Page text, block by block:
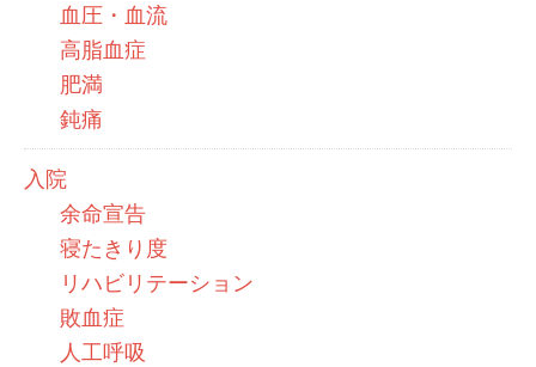
血圧・血流
高脂血症
肥満
鈍痛
入院
余命宣告
寝たきり度
リハビリテーション
敗血症
人工呼吸